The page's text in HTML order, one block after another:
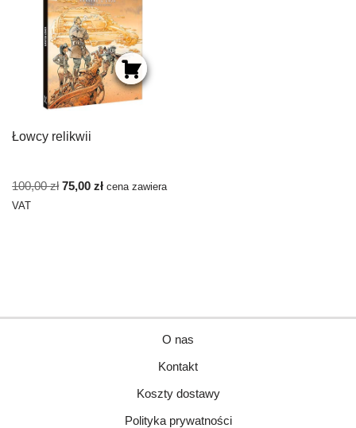
Łowcy relikwii
100,00zł 75,00 zł cena zawiera
VAT
O nas
Kontakt
Koszty dostawy
Polityka prywatności